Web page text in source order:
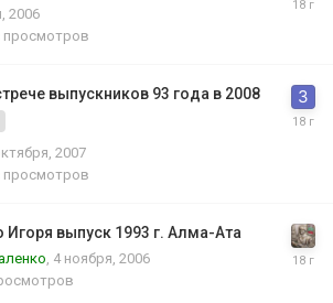
2006
просмотров
выпускников 93 года в 2008
2007
просмотров
Игоря выпуск 1993 г. Алма-Ата
, 4 ноября, 2006